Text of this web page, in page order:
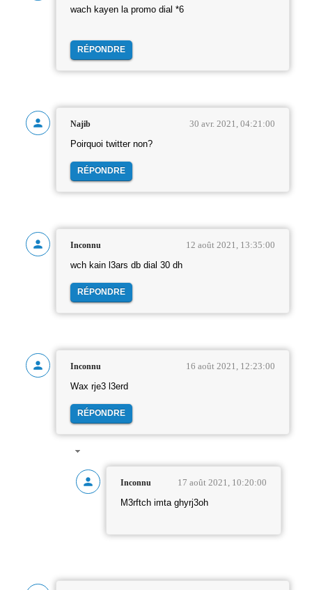
wach kayen la promo dial *6
RÉPONDRE
Najib 30 avr. 2021, 04:21:00
Poirquoi twitter non?
RÉPONDRE
Inconnu 12 août 2021, 13:35:00
wch kain l3ars db dial 30 dh
RÉPONDRE
Inconnu 16 août 2021, 12:23:00
Wax rje3 l3erd
RÉPONDRE
Inconnu 17 août 2021, 10:20:00
M3rftch imta ghyrj3oh